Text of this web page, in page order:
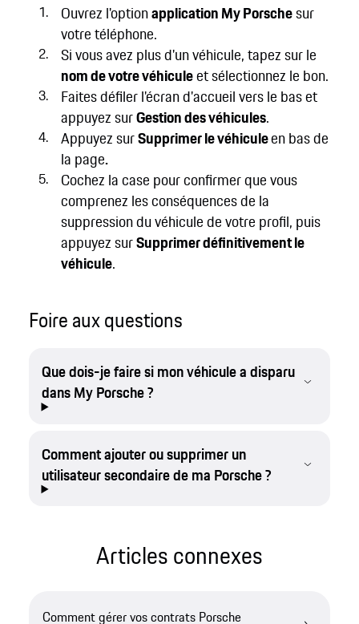
Ouvrez l'optionapplication My Porschesur
votre téléphone.
Si vous avez plus d'un véhicule, tapez sur le
nom de votre véhiculeet sélectionnez le bon.
Faites défiler l'écran d'accueil vers le bas et
appuyez surGestion des véhicules.
Appuyez surSupprimer le véhiculeen bas de
la page.
Cochez la case pour confirmer que vous
comprenez les conséquences de la
suppression du véhicule de votre profil, puis
appuyez surSupprimer définitivement le
véhicule.
Foire aux questions
Que dois-je faire si mon véhicule a disparu
dans My Porsche ?
Comment ajouter ou supprimer un
utilisateur secondaire de ma Porsche ?
Articles connexes
Comment gérer vos contrats Porsche